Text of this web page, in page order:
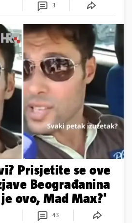
3
Prisjetite se ove
Beograđanina
ovo, Mad Max?'
43